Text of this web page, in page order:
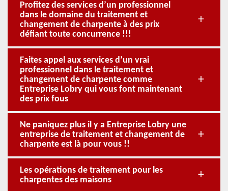
Profitez des services d’un professionnel
dans le domaine du traitement et
changement de charpente à des prix
défiant toute concurrence !!!
Faites appel aux services d’un vrai
professionnel dans le traitement et
changement de charpente comme
Entreprise Lobry qui vous font maintenant
des prix fous
Ne paniquez plus il y a Entreprise Lobry une
entreprise de traitement et changement de
charpente est là pour vous !!
Les opérations de traitement pour les
charpentes des maisons